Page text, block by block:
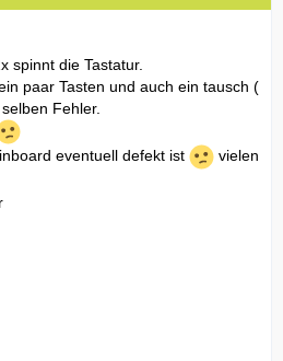
spinnt die Tastatur.
paar Tasten und auch ein tausch (
Fehler.
eventuell defekt ist
vielen